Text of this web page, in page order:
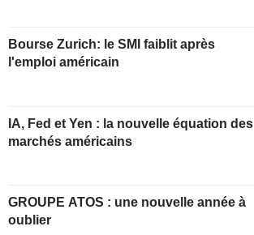
Bourse Zurich: le SMI faiblit après
l'emploi américain
IA, Fed et Yen : la nouvelle équation des
marchés américains
GROUPE ATOS : une nouvelle année à
oublier